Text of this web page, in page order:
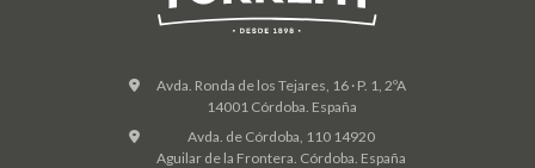
Avda. Ronda de los Tejares, 16 · P. 1, 2ºA
14001 Córdoba. España
Avda. de Córdoba, 110 14920
Aguilar de la Frontera. Córdoba. España